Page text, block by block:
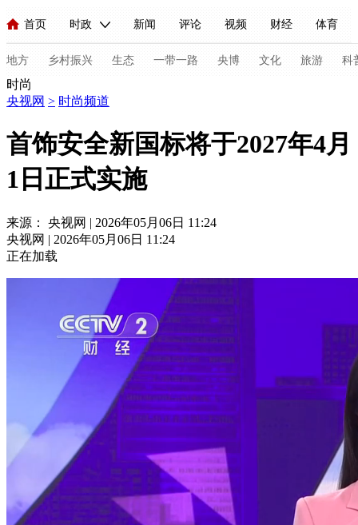
首页 时政 新闻 评论 视频 财经 体育
人民领袖习近平 联播+ 中国领导人 央视快评 习式妙语
直播 栏目大全 节目单 听音 微视频 主持人
海外频道 iPanda English Монгол
地方 乡村振兴 生态 一带一路 央博 文化 旅游 科
新闻 国内 国际
视频 小央视频
现场 前线 比划 快看 蓝海中国 新兵请入列
直播 竞猜 2026年世界杯
CCTV奥林匹克频道 生活体育大会
乡村振兴 生态环境 一带一路 央博
大国智造 大国展会 大国保险 云顶对话
CCTV.节目官网 直播 节目单 栏目 片库
时尚
央视网 > 时尚频道
首饰安全新国标将于2027年4月
1日正式实施
来源： 央视网 | 2026年05月06日 11:24
央视网 | 2026年05月06日 11:24
正在加载